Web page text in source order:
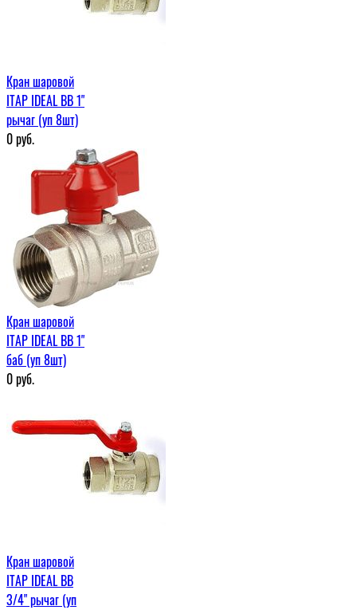
Кран шаровой
ITAP IDEAL ВВ 1"
рычаг (уп 8шт)
0руб.
Кран шаровой
ITAP IDEAL ВВ 1"
баб (уп 8шт)
0руб.
Кран шаровой
ITAP IDEAL ВВ
3/4" рычаг (уп